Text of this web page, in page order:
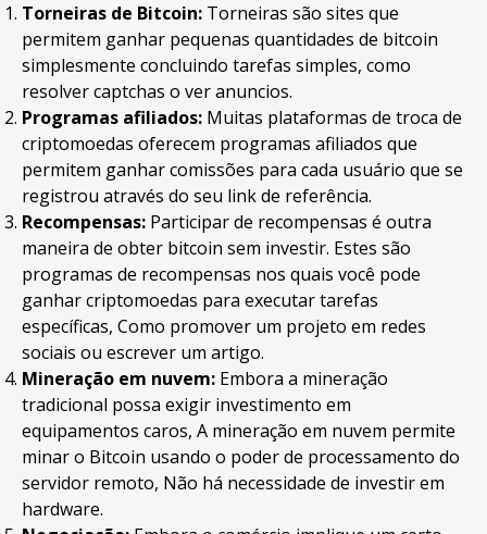
Torneiras de Bitcoin: Torneiras são sites que
permitem ganhar pequenas quantidades de bitcoin
simplesmente concluindo tarefas simples, como
resolver captchas o ver anuncios.
Programas afiliados: Muitas plataformas de troca de
criptomoedas oferecem programas afiliados que
permitem ganhar comissões para cada usuário que se
registrou através do seu link de referência.
Recompensas: Participar de recompensas é outra
maneira de obter bitcoin sem investir. Estes são
programas de recompensas nos quais você pode
ganhar criptomoedas para executar tarefas
específicas, Como promover um projeto em redes
sociais ou escrever um artigo.
Mineração em nuvem: Embora a mineração
tradicional possa exigir investimento em
equipamentos caros, A mineração em nuvem permite
minar o Bitcoin usando o poder de processamento do
servidor remoto, Não há necessidade de investir em
hardware.